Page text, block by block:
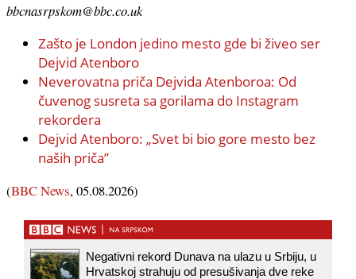
bbcnasrpskom@bbc.co.uk
Zašto je London jedino mesto gde bi živeo ser
Dejvid Atenboro
Neverovatna priča Dejvida Atenboroa: Od
čuvenog susreta sa gorilama do Instagram
rekordera
Dejvid Atenboro: „Svet bi bio gore mesto bez
naših priča”
(BBC News, 05.08.2026)
Negativni rekord Dunava na ulazu u Srbiju, u
Hrvatskoj strahuju od presušivanja dve reke